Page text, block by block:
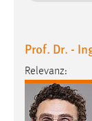
Prof. Dr. -
Relevanz: